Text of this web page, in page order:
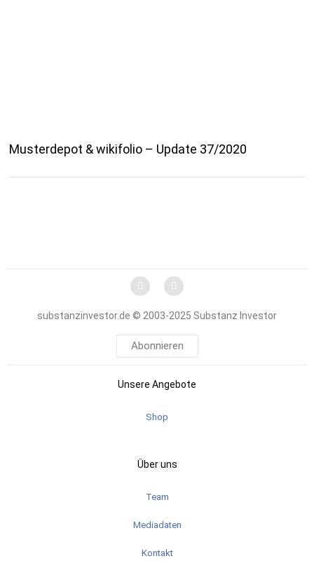
Musterdepot & wikifolio – Update 37/2020
substanzinvestor.de © 2003-2025 Substanz Investor
Abonnieren
Unsere Angebote
Shop
Über uns
Team
Mediadaten
Kontakt